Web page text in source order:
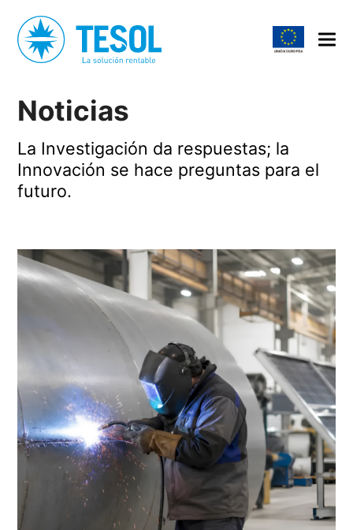
Noticias
La Investigación da respuestas; la
Innovación se hace preguntas para el
futuro.